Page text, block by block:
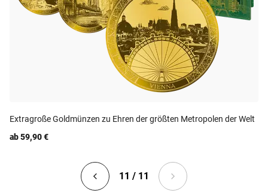
Extragroße Goldmünzen zu Ehren der größten Metropolen der Welt
ab 59,90 €
11 / 11